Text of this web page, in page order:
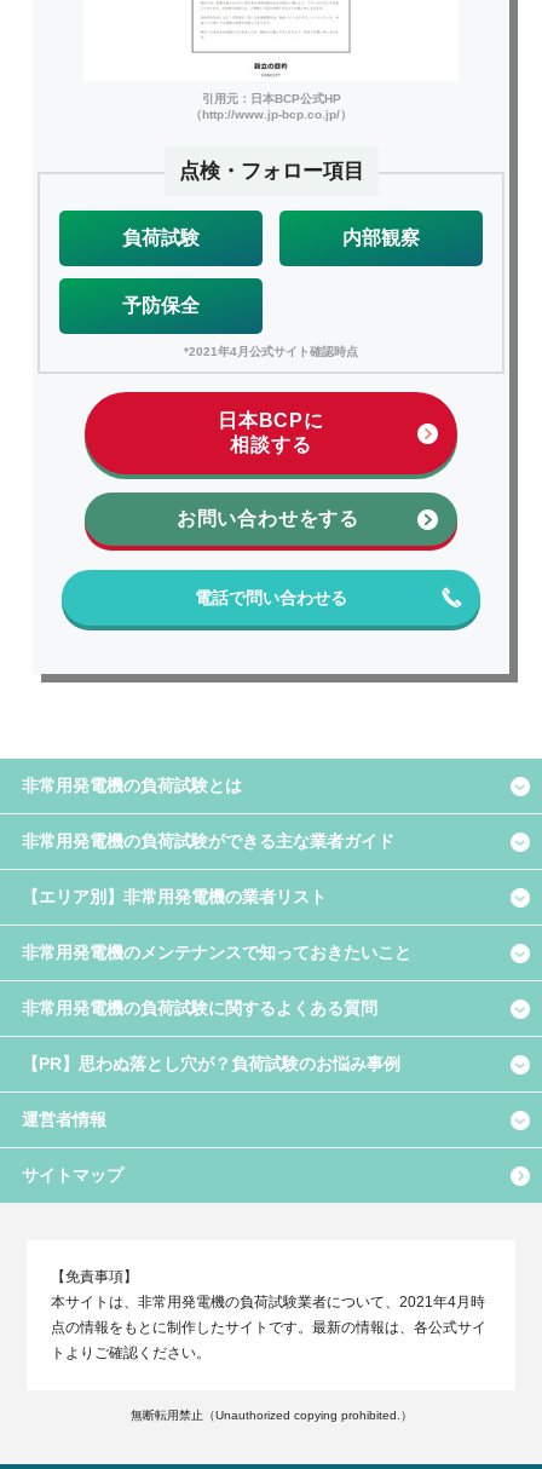
引用元：日本BCP公式HP
（http://www.jp-bcp.co.jp/）
点検・フォロー項目
負荷試験 内部観察
予防保全
*2021年4月公式サイト確認時点
日本BCPに
相談する
お問い合わせをする
電話で問い合わせる
非常用発電機の負荷試験とは
非常用発電機の負荷試験ができる主な業者ガイド
【エリア別】非常用発電機の業者リスト
非常用発電機のメンテナンスで知っておきたいこと
非常用発電機の負荷試験に関するよくある質問
【PR】思わぬ落とし穴が？負荷試験のお悩み事例
運営者情報
サイトマップ
【免責事項】
本サイトは、非常用発電機の負荷試験業者について、2021年4月時
点の情報をもとに制作したサイトです。最新の情報は、各公式サイ
トよりご確認ください。
無断転用禁止（Unauthorized copying prohibited.）